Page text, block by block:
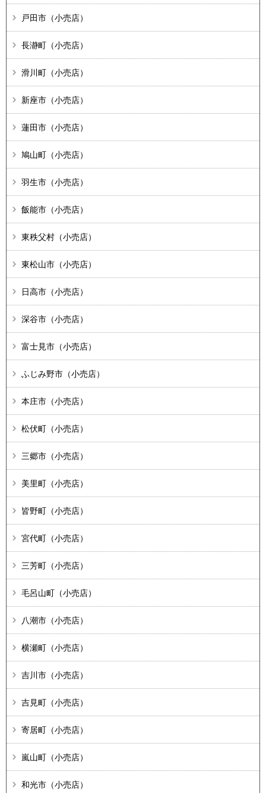
戸田市（小売店）
長瀞町（小売店）
滑川町（小売店）
新座市（小売店）
蓮田市（小売店）
鳩山町（小売店）
羽生市（小売店）
飯能市（小売店）
東秩父村（小売店）
東松山市（小売店）
日高市（小売店）
深谷市（小売店）
富士見市（小売店）
ふじみ野市（小売店）
本庄市（小売店）
松伏町（小売店）
三郷市（小売店）
美里町（小売店）
皆野町（小売店）
宮代町（小売店）
三芳町（小売店）
毛呂山町（小売店）
八潮市（小売店）
横瀬町（小売店）
吉川市（小売店）
吉見町（小売店）
寄居町（小売店）
嵐山町（小売店）
和光市（小売店）